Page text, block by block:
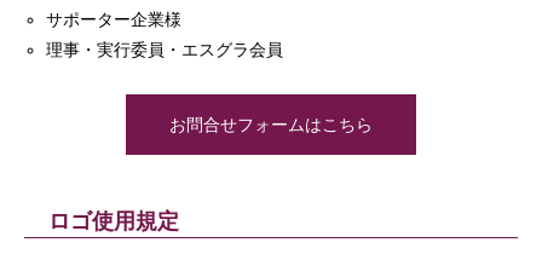
サポーター企業様
理事・実行委員・エスグラ会員
お問合せフォームはこちら
ロゴ使用規定